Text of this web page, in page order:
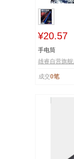
¥20.57
手电筒
雄睿自营旗
成交0笔